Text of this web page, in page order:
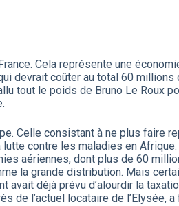
Cela représente une
devrait coûter au total 60 millions
tout le poids de Bruno Le Roux
Celle consistant à ne plus faire
contre les maladies en
aériennes, dont plus de 60
la grande distribution. Mais
déjà prévu d’alourdir la
de l’actuel locataire de l’Elysée,